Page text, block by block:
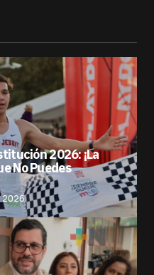
2026: ¡La
No Puedes
2026